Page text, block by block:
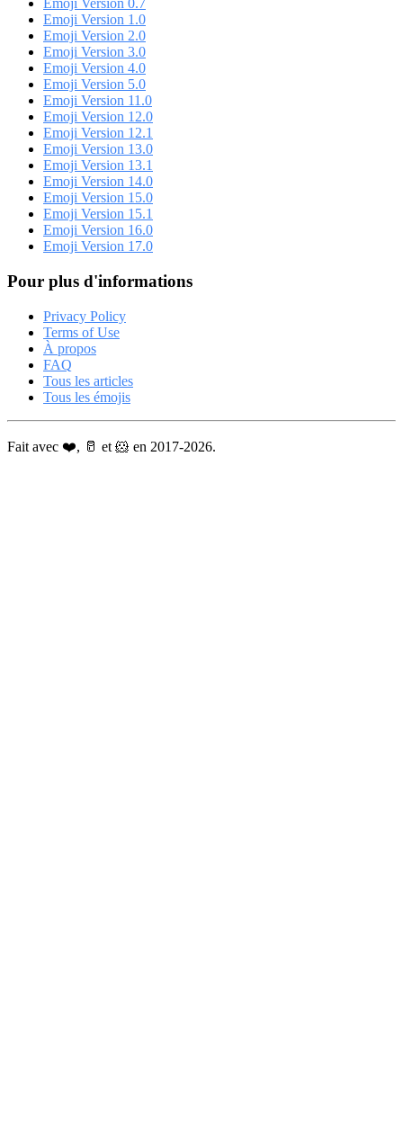
Emoji Version 0.7
Emoji Version 1.0
Emoji Version 2.0
Emoji Version 3.0
Emoji Version 4.0
Emoji Version 5.0
Emoji Version 11.0
Emoji Version 12.0
Emoji Version 12.1
Emoji Version 13.0
Emoji Version 13.1
Emoji Version 14.0
Emoji Version 15.0
Emoji Version 15.1
Emoji Version 16.0
Emoji Version 17.0
Pour plus d'informations
Privacy Policy
Terms of Use
À propos
FAQ
Tous les articles
Tous les émojis
Fait avec ❤️, 🥛 et 🐹 en 2017-2026.